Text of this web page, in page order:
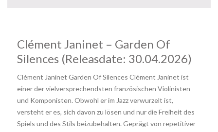
Clément Janinet – Garden Of
Silences (Releasdate: 30.04.2026)
Clément Janinet Garden Of Silences Clément Janinet ist
einer der vielversprechendsten französischen Violinisten
und Komponisten. Obwohl er im Jazz verwurzelt ist,
versteht er es, sich davon zu lösen und nur die Freiheit des
Spiels und des Stils beizubehalten. Geprägt von repetitiver